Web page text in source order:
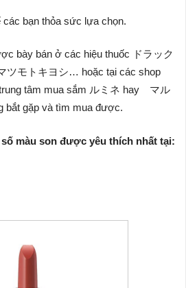
các bạn thỏa sức lựa chọn.
bày bán ở các hiệu thuốc ドラック
ツモトキヨシ… hoặc tại các shop
tâm mua sắm ルミネ hay マル
bắt gặp và tìm mua được.
số màu son được yêu thích nhất tại: